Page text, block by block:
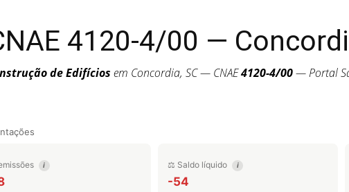
4120-4/00 —
de Edifícios em Concordia, SC — CNAE4120-4/00— Portal
i ⚖️ Saldo líquido i
-54